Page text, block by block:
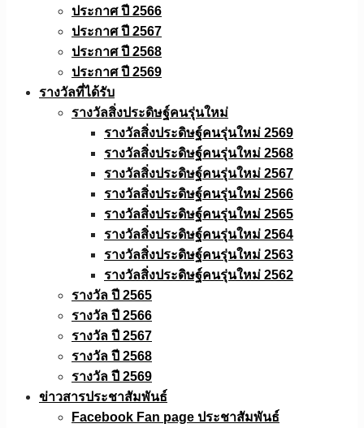
ประกาศ ปี 2566
ประกาศ ปี 2567
ประกาศ ปี 2568
ประกาศ ปี 2569
รางวัลที่ได้รับ
รางวัลสิ่งประดิษฐ์คนรุ่นใหม่
รางวัลสิ่งประดิษฐ์คนรุ่นใหม่ 2569
รางวัลสิ่งประดิษฐ์คนรุ่นใหม่ 2568
รางวัลสิ่งประดิษฐ์คนรุ่นใหม่ 2567
รางวัลสิ่งประดิษฐ์คนรุ่นใหม่ 2566
รางวัลสิ่งประดิษฐ์คนรุ่นใหม่ 2565
รางวัลสิ่งประดิษฐ์คนรุ่นใหม่ 2564
รางวัลสิ่งประดิษฐ์คนรุ่นใหม่ 2563
รางวัลสิ่งประดิษฐ์คนรุ่นใหม่ 2562
รางวัล ปี 2565
รางวัล ปี 2566
รางวัล ปี 2567
รางวัล ปี 2568
รางวัล ปี 2569
ข่าวสารประชาสัมพันธ์
Facebook Fan page ประชาสัมพันธ์